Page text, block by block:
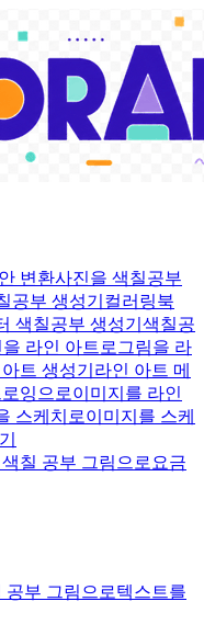
변환사진을 색칠공부
공부 생성기 컬러링북
색칠공부 생성기 색칠공
라인 아트로 그림을 라
트 생성기 라인 아트 메
잉으로이미지를 라인
스케치로이미지를 스케
칠 공부 그림으로 요금
공부 그림으로텍스트를